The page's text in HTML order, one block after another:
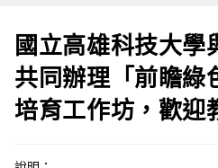
國立高雄科技大學
共同辦理「前瞻綠
培育工作坊，歡迎